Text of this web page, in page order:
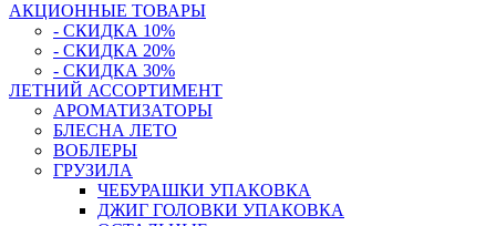
АКЦИОННЫЕ ТОВАРЫ
- СКИДКА 10%
- СКИДКА 20%
- СКИДКА 30%
ЛЕТНИЙ АССОРТИМЕНТ
АРОМАТИЗАТОРЫ
БЛЕСНА ЛЕТО
ВОБЛЕРЫ
ГРУЗИЛА
ЧЕБУРАШКИ УПАКОВКА
ДЖИГ ГОЛОВКИ УПАКОВКА